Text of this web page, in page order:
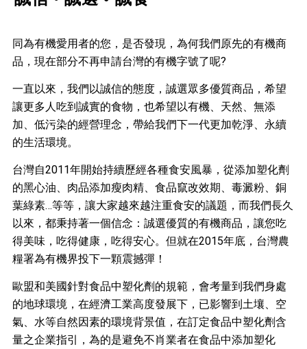
同為有機愛用者的您，是否發現，為何我們原先的有機商
品，現在部分不再申請台灣的有機字號了呢?
一直以來，我們以誠信的態度，誠選眾多優質商品，希望
讓更多人吃到誠實的食物，也希望以有機、天然、無添
加、低污染的經營理念，帶給我們下一代更加乾淨、永續
的生活環境。
台灣自2011年開始持續歷經各種食安風暴，從添加塑化劑
的黑心油、肉品添加瘦肉精、食品竄改效期、毒澱粉、銅
葉綠素…等等，讓大家越來越注重食安的議題，而我們長久
以來，都秉持著一個信念：誠選優質的有機商品，讓您吃
得美味，吃得健康，吃得安心。但就在2015年底，台灣農
糧署為有機界投下一顆震撼彈！
歐盟和美國針對食品中塑化劑的規範，會考量到我們身處
的地球環境，在經濟工業高度發展下，已影響到土壤、空
氣、水等自然因素的環境背景值，在訂定食品中塑化劑含
量之企業指引，為的是避免不肖業者在食品中添加塑化